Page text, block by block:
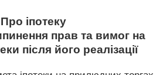
Про іпотеку
прав та вимог на
після його реалізації